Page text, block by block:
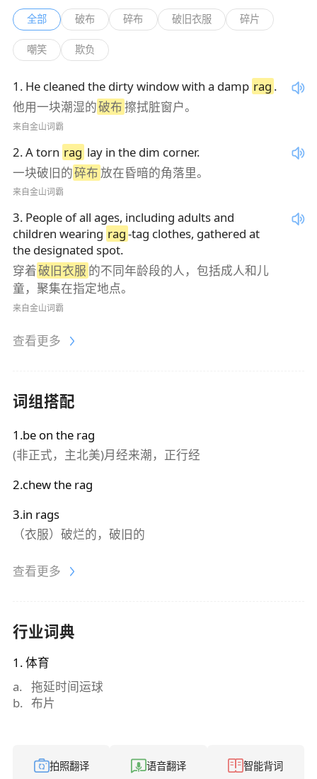
全部 破布 碎布 破旧衣服 碎片
嘲笑 欺负
1 . He cleaned the dirty window with a damp rag .
他用一块潮湿的破布擦拭脏窗户。
来自金山词霸
2.A torn rag lay in the dim corner.
一块破旧的碎布放在昏暗的角落里。
来自金山词霸
3. People of all ages, including adults and
children wearing rag-tag clothes, gathered at
the designated spot.
穿着破旧衣服 的不同年龄段的人，包括成人和儿
童，聚集在指定地点。
来自金山词霸
查看更多
词组搭配
1.be on the rag
(非正式，主北美)月经来潮，正行经
2.chew the rag
3.in rags
（衣服）破烂的，破旧的
查看更多
行业词典
1 .体育
a. 拖延时间运球
b. 布片
拍照翻译 语音翻译 智能背词